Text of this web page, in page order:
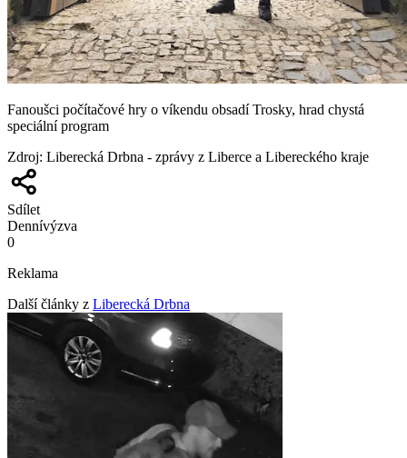
Fanoušci počítačové hry o víkendu obsadí Trosky, hrad chystá
speciální program
Zdroj: Liberecká Drbna - zprávy z Liberce a Libereckého kraje
Sdílet
Dennívýzva
0
Reklama
Další články z Liberecká Drbna